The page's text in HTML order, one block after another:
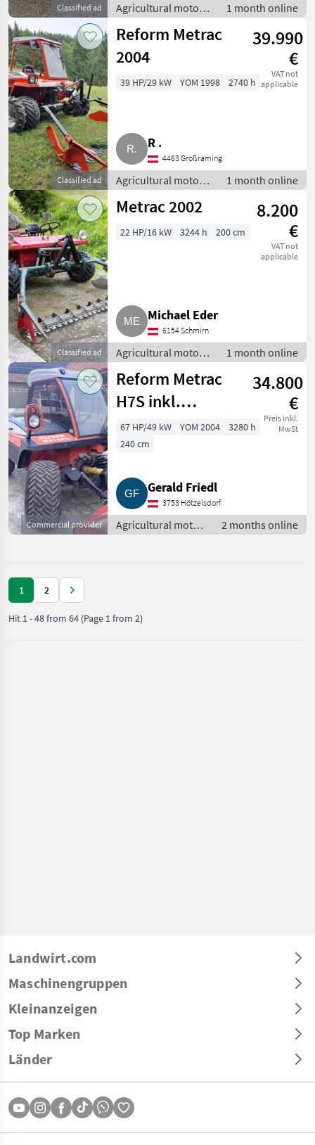
Classified ad
Agricultural motor
vehicles / Two-axle
mowers
1 month online
Classified ad
Reform Metrac
2004
39.990
€
VAT not
applicable
39 HP/29 kW YOM 1998 2740 h
R .
4463 Großraming
Agricultural motor
vehicles / Two-axle
mowers
1 month online
Classified ad
Metrac 2002
8.200
€
VAT not
applicable
22 HP/16 kW 3244 h 200 cm
Michael Eder
6154 Schmirn
Agricultural motor
vehicles / Two-axle
mowers
1 month online
Commercial provider
Reform Metrac
H7S inkl.
Mulcher
34.800
€
Preis inkl.
MwSt
67 HP/49 kW YOM 2004
3280 h
240 cm
Gerald Friedl
3753 Hötzelsdorf
Agricultural motor
vehicles / Two-axle
2 months online
1 2
Hit 1-48from 64 (Page 1 from 2)
Landwirt.com
Maschinengruppen
Kleinanzeigen
Top Marken
Länder